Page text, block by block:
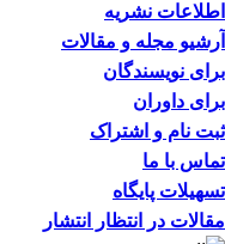
اطلاعات نشریه
آرشیو مجله و مقالات
برای نویسندگان
برای داوران
ثبت نام و اشتراک
تماس با ما
تسهیلات پایگاه
مقالات در انتظار انتشار